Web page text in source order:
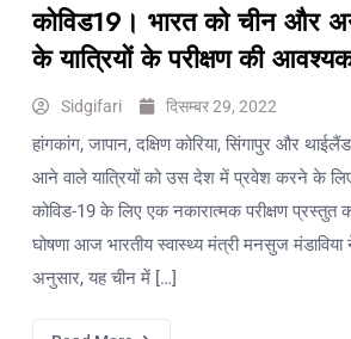
कोविड19। भारत को चीन और
के यात्रियों के परीक्षण की
Sidgifari दिसम्बर 29, 2022
हांगकांग, जापान, दक्षिण कोरिया, सिंगापुर और
आने वाले यात्रियों को उस देश में प्रवेश करने के
कोविड-19 के लिए एक नकारात्मक परीक्षण प्रस्तुत
घोषणा आज भारतीय स्वास्थ्य मंत्री मनसुज
अनुसार, यह चीन में […]